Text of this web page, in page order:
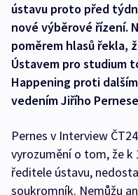
ústavu proto před
nové výběrové řízení.
poměrem hlasů řekla,
Ústavem pro studium
Happening proti
vedením Jiřího
Pernes v Interview
vyrozumění o tom, že k
ředitele ústavu,
soukromník. Nemůžu